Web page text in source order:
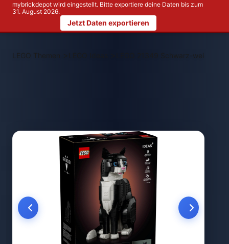
mybrickdepot wird eingestellt. Bitte exportiere deine Daten bis zum
31. August 2026.
Jetzt Daten exportieren
LEGO Themen > LEGO 21349 Schwarz-weiße